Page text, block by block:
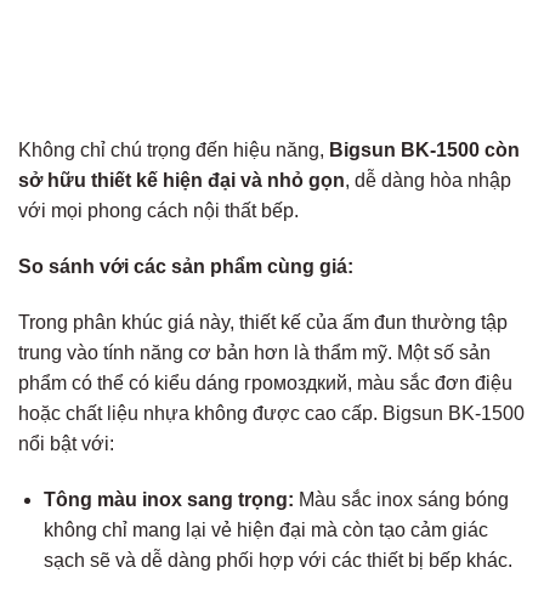
Không chỉ chú trọng đến hiệu năng, Bigsun BK-1500 còn
sở hữu thiết kế hiện đại và nhỏ gọn, dễ dàng hòa nhập
với mọi phong cách nội thất bếp.
So sánh với các sản phẩm cùng giá:
Trong phân khúc giá này, thiết kế của ấm đun thường tập
trung vào tính năng cơ bản hơn là thẩm mỹ. Một số sản
phẩm có thể có kiểu dáng громоздкий, màu sắc đơn điệu
hoặc chất liệu nhựa không được cao cấp. Bigsun BK-1500
nổi bật với:
Tông màu inox sang trọng: Màu sắc inox sáng bóng
không chỉ mang lại vẻ hiện đại mà còn tạo cảm giác
sạch sẽ và dễ dàng phối hợp với các thiết bị bếp khác.